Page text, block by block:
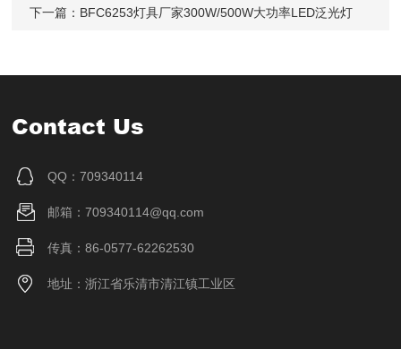
下一篇： BFC6253灯具厂家300W/500W大功率LED泛光灯
Contact Us
QQ：709340114
邮箱：709340114@qq.com
传真：86-0577-62262530
地址：浙江省乐清市清江镇工业区